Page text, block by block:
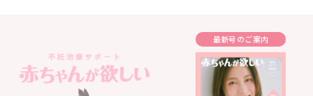
最新号のご案内